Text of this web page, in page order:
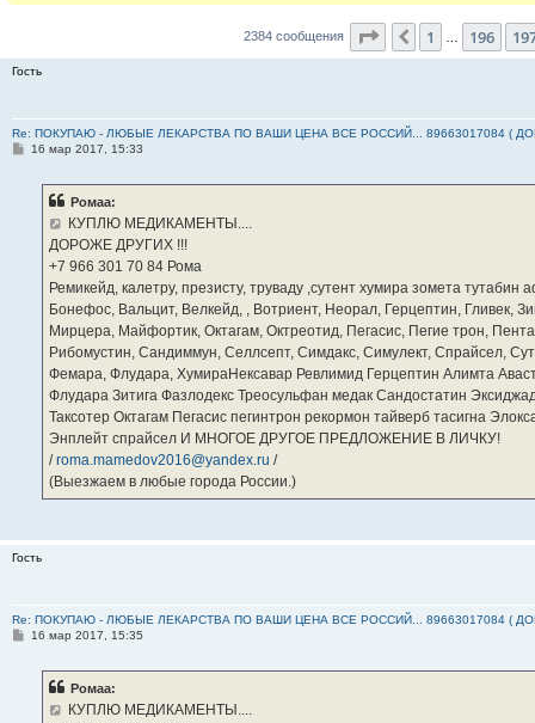
2384 сообщения Страница 198из
Пред.
1 196
Гость
Re: ПОКУПАЮ - ЛЮБЫЕ ЛЕКАРСТВА ПО ВАШИ ЦЕНА ВСЕ РОССИЙ... 89663017084 (
С16 мар 2017, 15:33
Ромаа:
КУПЛЮ МЕДИКАМЕНТЫ....
ДОРОЖЕ ДРУГИХ !!!
‪+7 966 301 70 84‬ Рома
Ремикейд, калетру, презисту, труваду ,сутент хумира зомета
Бонефос, Вальцит, Велкейд, , Вотриент, Неорал, Герцептин, Гливек,
Мирцера, Майфортик, Октагам, Октреотид, Пегасис, Пегие трон,
Рибомустин, Сандиммун, Селлсепт, Симдакс, Симулект, Спрайсел,
Фемара, Флудара, ХумираНексавар Ревлимид Герцептин Алимта
Флудара Зитига Фазлодекс Треосульфан медак Сандостатин
Таксотер Октагам Пегасис пегинтрон рекормон тайверб тасигна
Энплейт спрайсел И МНОГОЕ ДРУГОЕ ПРЕДЛОЖЕНИЕ В ЛИЧКУ!
/roma.mamedov2016@yandex.ru /
(Выезжаем в любые города России.)
Гость
Re: ПОКУПАЮ - ЛЮБЫЕ ЛЕКАРСТВА ПО ВАШИ ЦЕНА ВСЕ РОССИЙ... 89663017084 (
С16 мар 2017, 15:35
Ромаа:
КУПЛЮ МЕДИКАМЕНТЫ....